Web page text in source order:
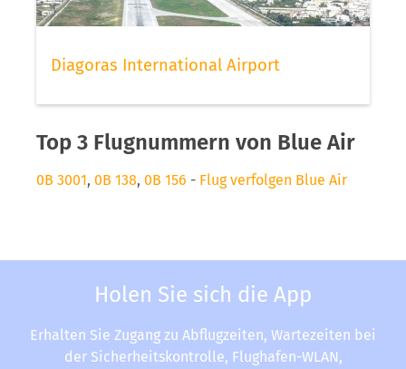
Diagoras International Airport
Top 3 Flugnummern von Blue Air
0B 3001, 0B 138, 0B 156 - Flug verfolgen Blue Air
Holen Sie sich die App
Erhalten Sie Zugang zu Abflugzeiten, Wartezeiten bei
der Sicherheitskontrolle, Flughafen-WLAN,